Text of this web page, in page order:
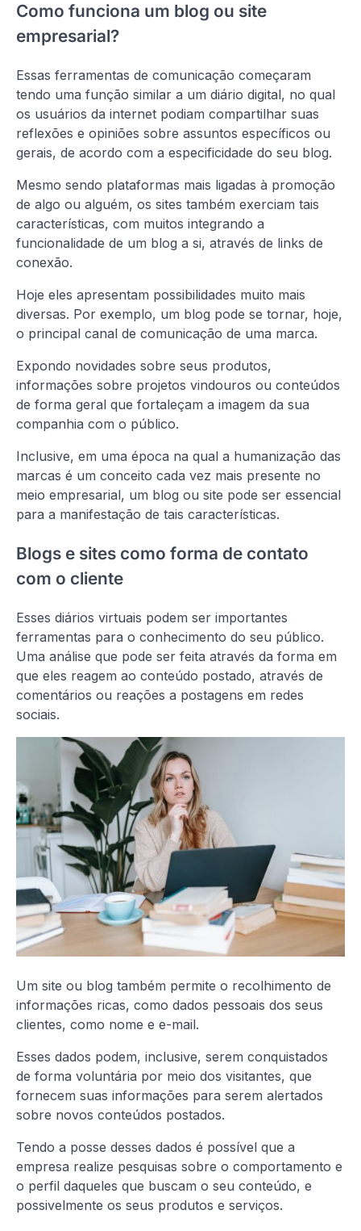
Como funciona um blog ou site
empresarial?
Essas ferramentas de comunicação começaram
tendo uma função similar a um diário digital, no qual
os usuários da internet podiam compartilhar suas
reflexões e opiniões sobre assuntos específicos ou
gerais, de acordo com a especificidade do seu blog.
Mesmo sendo plataformas mais ligadas à promoção
de algo ou alguém, os sites também exerciam tais
características, com muitos integrando a
funcionalidade de um blog a si, através de links de
conexão.
Hoje eles apresentam possibilidades muito mais
diversas. Por exemplo, um blog pode se tornar, hoje,
o principal canal de comunicação de uma marca.
Expondo novidades sobre seus produtos,
informações sobre projetos vindouros ou conteúdos
de forma geral que fortaleçam a imagem da sua
companhia com o público.
Inclusive, em uma época na qual a humanização das
marcas é um conceito cada vez mais presente no
meio empresarial, um blog ou site pode ser essencial
para a manifestação de tais características.
Blogs e sites como forma de contato
com o cliente
Esses diários virtuais podem ser importantes
ferramentas para o conhecimento do seu público.
Uma análise que pode ser feita através da forma em
que eles reagem ao conteúdo postado, através de
comentários ou reações a postagens em redes
sociais.
Um site ou blog também permite o recolhimento de
informações ricas, como dados pessoais dos seus
clientes, como nome e e-mail.
Esses dados podem, inclusive, serem conquistados
de forma voluntária por meio dos visitantes, que
fornecem suas informações para serem alertados
sobre novos conteúdos postados.
Tendo a posse desses dados é possível que a
empresa realize pesquisas sobre o comportamento e
o perfil daqueles que buscam o seu conteúdo, e
possivelmente os seus produtos e serviços.